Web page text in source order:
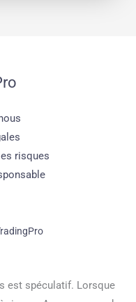
risques
est spéculatif. Lorsque